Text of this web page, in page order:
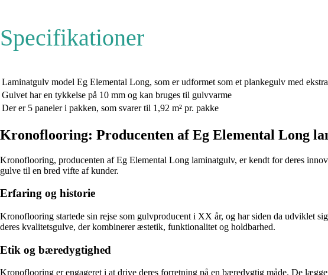
Specifikationer
Laminatgulv model Eg Elemental Long, som er udformet som et plankegulv med
Gulvet har en tykkelse på 10 mm og kan bruges til gulvvarme
Der er 5 paneler i pakken, som svarer til 1,92 m² pr. pakke
Kronoflooring: Producenten af Eg Elemental Long
Kronoflooring, producenten af Eg Elemental Long laminatgulv, er kendt for deres
gulve til en bred vifte af kunder.
Erfaring og historie
Kronoflooring startede sin rejse som gulvproducent i XX år, og har siden da udviklet
deres kvalitetsgulve, der kombinerer æstetik, funktionalitet og holdbarhed.
Etik og bæredygtighed
Kronoflooring er engageret i at drive deres forretning på en bæredygtig måde. De